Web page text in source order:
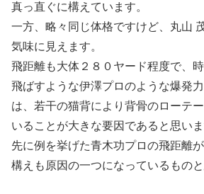
真っ直ぐに構えています。
一方、略々同じ体格ですけど、丸山
気味に見えます。
飛距離も大体２８０ヤード程度で、
飛ばすような伊澤プロのような爆発
は、若干の猫背により背骨のローテ
いることが大きな要因であると思いま
先に例を挙げた青木功プロの飛距離
構えも原因の一つになっているものと